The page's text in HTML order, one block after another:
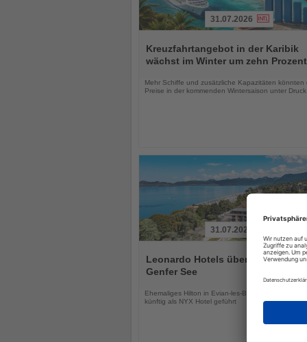
Sie
die
31.07.2026
Kreuzfahrtangebot in der Karibik
wächst im Winter um zehn Prozent
Mehr Schiffe und zusätzliche Kapazitäten könnten
Preise in der kommenden Wintersaison unter
Sie
die
31.07.2026
Leonardo Hotels übernimmt Hotel
Genfer See
Ehemaliges Hilton in Evian-les-Bains wird
künftig als NYX Hotel geführt